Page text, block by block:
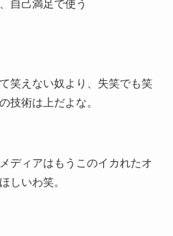
自己満足で使う
笑えない奴より、失笑でも笑
技術は上だよな。
ディアはもうこのイカれたオ
しいわ笑。